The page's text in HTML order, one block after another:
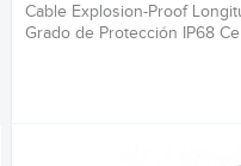
Cable Explosion-Proof
Grado de Protección IP68